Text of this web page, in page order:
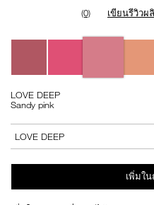
(0)
เขียนรีวิว
Variations
LOVE DEEP
Sandy pink
to
cart
options
Actions
สินค้าอื่นๆ
เพิ่มใ